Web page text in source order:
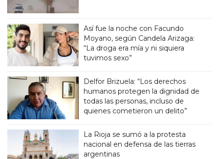
Así fue la noche con Facundo
Moyano, según Candela Arizaga:
“La droga era mía y ni siquiera
tuvimos sexo”
Delfor Brizuela: “Los derechos
humanos protegen la dignidad de
todas las personas, incluso de
quienes cometieron un delito”
La Rioja se sumó a la protesta
nacional en defensa de las tierras
argentinas